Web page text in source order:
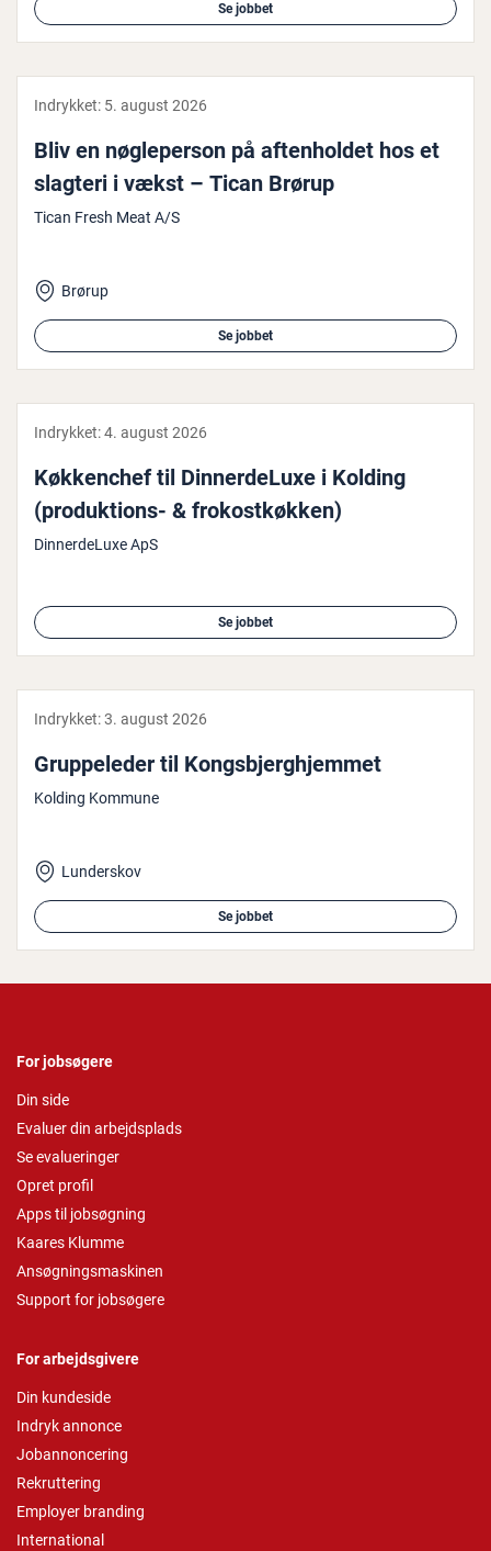
Se jobbet
Indrykket: 5. august 2026
Bliv en nøg­le­per­son på af­ten­hol­det hos et
slagteri i vækst – Tican Brørup
Tican Fresh Meat A/S
Brørup
Se jobbet
Indrykket:4. august 2026
Køk­ken­chef til Din­ner­deLuxe i Kolding
(pro­duk­tions- & frokost­køk­ken)
DinnerdeLuxe ApS
Se jobbet
Indrykket:3. august 2026
Grup­pe­le­der til Kongs­b­jerg­hjem­met
Kolding Kommune
Lunderskov
Se jobbet
For jobsøgere
Din side
Evaluer din arbejdsplads
Se evalueringer
Opret profil
Apps til jobsøgning
Kaares Klumme
Ansøgningsmaskinen
Support for jobsøgere
For arbejdsgivere
Din kundeside
Indryk annonce
Jobannoncering
Rekruttering
Employer branding
International